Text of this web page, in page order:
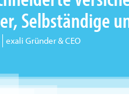
Selbständige
exali Gründer & CEO